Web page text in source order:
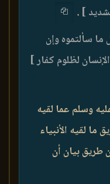
]
.
سألتموه وإن
لظلوم كفار ]
وسلم عما لقيه
لقيه الأنبياء
طريق بيان أن